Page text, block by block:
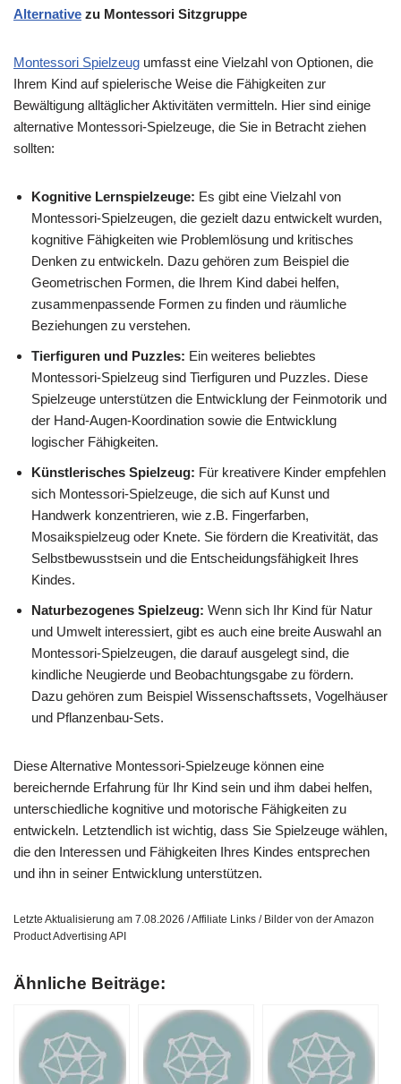
Alternative zu Montessori Sitzgruppe
Montessori Spielzeug umfasst eine Vielzahl von Optionen, die
Ihrem Kind auf spielerische Weise die Fähigkeiten zur
Bewältigung alltäglicher Aktivitäten vermitteln. Hier sind einige
alternative Montessori-Spielzeuge, die Sie in Betracht ziehen
sollten:
Kognitive Lernspielzeuge: Es gibt eine Vielzahl von
Montessori-Spielzeugen, die gezielt dazu entwickelt wurden,
kognitive Fähigkeiten wie Problemlösung und kritisches
Denken zu entwickeln. Dazu gehören zum Beispiel die
Geometrischen Formen, die Ihrem Kind dabei helfen,
zusammenpassende Formen zu finden und räumliche
Beziehungen zu verstehen.
Tierfiguren und Puzzles: Ein weiteres beliebtes
Montessori-Spielzeug sind Tierfiguren und Puzzles. Diese
Spielzeuge unterstützen die Entwicklung der Feinmotorik und
der Hand-Augen-Koordination sowie die Entwicklung
logischer Fähigkeiten.
Künstlerisches Spielzeug: Für kreativere Kinder empfehlen
sich Montessori-Spielzeuge, die sich auf Kunst und
Handwerk konzentrieren, wie z.B. Fingerfarben,
Mosaikspielzeug oder Knete. Sie fördern die Kreativität, das
Selbstbewusstsein und die Entscheidungsfähigkeit Ihres
Kindes.
Naturbezogenes Spielzeug: Wenn sich Ihr Kind für Natur
und Umwelt interessiert, gibt es auch eine breite Auswahl an
Montessori-Spielzeugen, die darauf ausgelegt sind, die
kindliche Neugierde und Beobachtungsgabe zu fördern.
Dazu gehören zum Beispiel Wissenschaftssets, Vogelhäuser
und Pflanzenbau-Sets.
Diese Alternative Montessori-Spielzeuge können eine
bereichernde Erfahrung für Ihr Kind sein und ihm dabei helfen,
unterschiedliche kognitive und motorische Fähigkeiten zu
entwickeln. Letztendlich ist wichtig, dass Sie Spielzeuge wählen,
die den Interessen und Fähigkeiten Ihres Kindes entsprechen
und ihn in seiner Entwicklung unterstützen.
Letzte Aktualisierung am 7.08.2026 / Affiliate Links / Bilder von der Amazon
Product Advertising API
Ähnliche Beiträge: